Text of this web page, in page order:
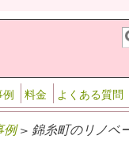
例 料金 よくある質問
例> 錦糸町のリノベ